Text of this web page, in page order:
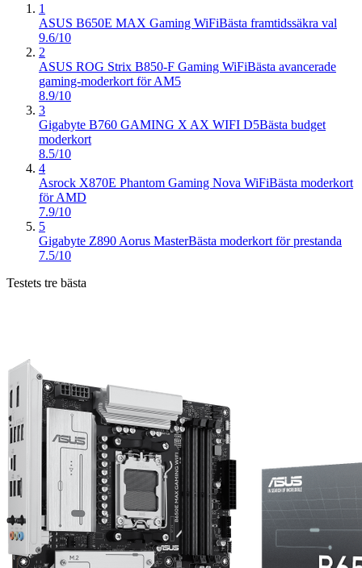
1
ASUS B650E MAX Gaming WiFiBästa framtidssäkra val
9.6/10
2
ASUS ROG Strix B850-F Gaming WiFiBästa avancerade
gaming-moderkort för AM5
8.9/10
3
Gigabyte B760 GAMING X AX WIFI D5Bästa budget
moderkort
8.5/10
4
Asrock X870E Phantom Gaming Nova WiFiBästa moderkort
för AMD
7.9/10
5
Gigabyte Z890 Aorus MasterBästa moderkort för prestanda
7.5/10
Testets tre bästa